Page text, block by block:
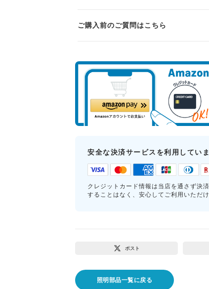
ご購入前のご質問はこちら
安全な決済サービスを利用してい
クレジットカード情報は当店を通さず決
することはなく、安心してご利用いただけ
ポスト
照明部品一覧に戻る